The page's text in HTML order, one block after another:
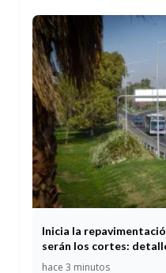
Inicia la
serán los cortes:
hace 3 minutos